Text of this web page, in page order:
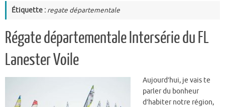
Étiquette : regate départementale
Régate départementale Intersérie du FL
Lanester Voile
Aujourd’hui, je vais te
parler du bonheur
d’habiter notre région,